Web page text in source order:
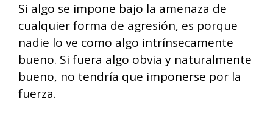
Si algo se impone bajo la amenaza de
cualquier forma de agresión, es porque
nadie lo ve como algo intrínsecamente
bueno. Si fuera algo obvia y naturalmente
bueno, no tendría que imponerse por la
fuerza.